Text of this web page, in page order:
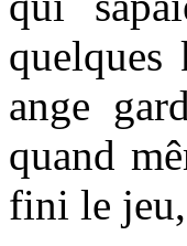
ange
quand
fini le jeu,